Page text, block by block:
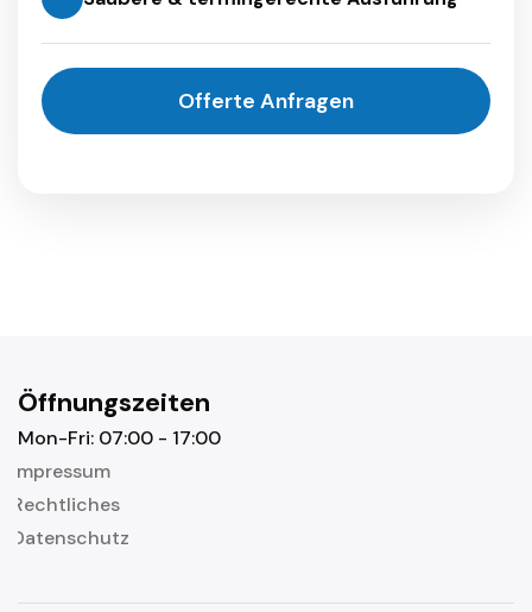
Offerte Anfragen
Öffnungszeiten
Mon-Fri: 07:00 - 17:00
Impressum
Rechtliches
Datenschutz